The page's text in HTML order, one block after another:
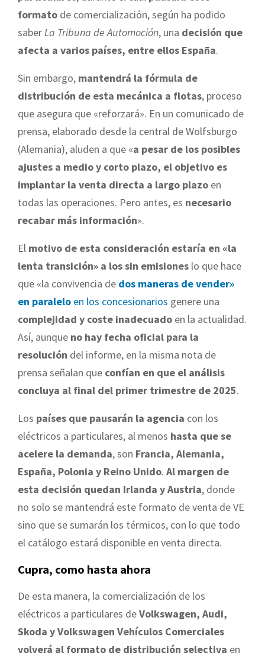
formato de comercialización, según ha podido
saberLa Tribuna de Automoción, una decisión que
afecta a varios países, entre ellos España.
Sin embargo, mantendrá la fórmula de
distribución de esta mecánica a flotas, proceso
que asegura que «reforzará». En un comunicado de
prensa, elaborado desde la central de Wolfsburgo
(Alemania), aluden a que «a pesar de los posibles
ajustes a medio y corto plazo, el objetivo es
implantar la venta directa a largo plazo en
todas las operaciones. Pero antes, es necesario
recabar más información».
El motivo de esta consideración estaría en «la
lenta transición» a los sin emisiones lo que hace
que «la convivencia de dos maneras de vender»
en paralelo en los concesionarios genere una
complejidad y coste inadecuado en la actualidad.
Así, aunque no hay fecha oficial para la
resolución del informe, en la misma nota de
prensa señalan que confían en que el análisis
concluya al final del primer trimestre de 2025.
Los países que pausarán la agencia con los
eléctricos a particulares, al menos hasta que se
acelere la demanda, son Francia, Alemania,
España, Polonia y Reino Unido. Al margen de
esta decisión quedan Irlanda y Austria, donde
no solo se mantendrá este formato de venta de VE
sino que se sumarán los térmicos, con lo que todo
el catálogo estará disponible en venta directa.
Cupra, como hasta ahora
De esta manera, la comercialización de los
eléctricos a particulares deVolkswagen, Audi,
Skoda y Volkswagen Vehículos Comerciales
volverá al formato de distribución selectiva en